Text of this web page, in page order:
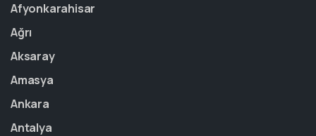
Afyonkarahisar
Ağrı
Aksaray
Amasya
Ankara
Antalya